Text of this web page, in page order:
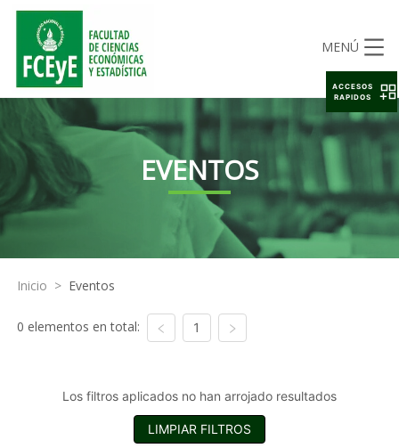
MENÚ
EVENTOS
Inicio > Eventos
0 elementos en total: 1
Los filtros aplicados no han arrojado resultados
LIMPIAR FILTROS
ACCESOS
RAPIDOS